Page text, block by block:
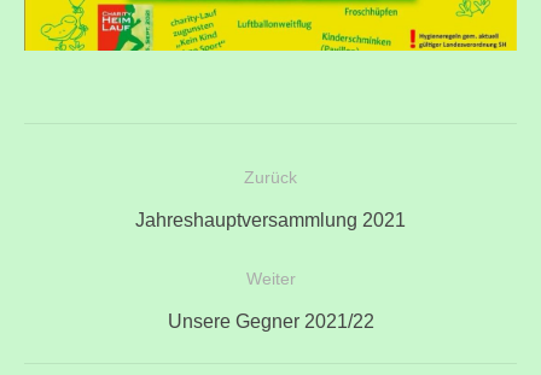
BeitragsnavigationZurück
Vorheriger
Jahreshauptversammlung 2021
Weiter
Nächster
Unsere Gegner 2021/22